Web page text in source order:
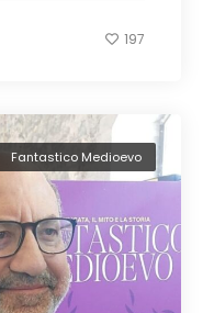
197
Fantastico Medioevo